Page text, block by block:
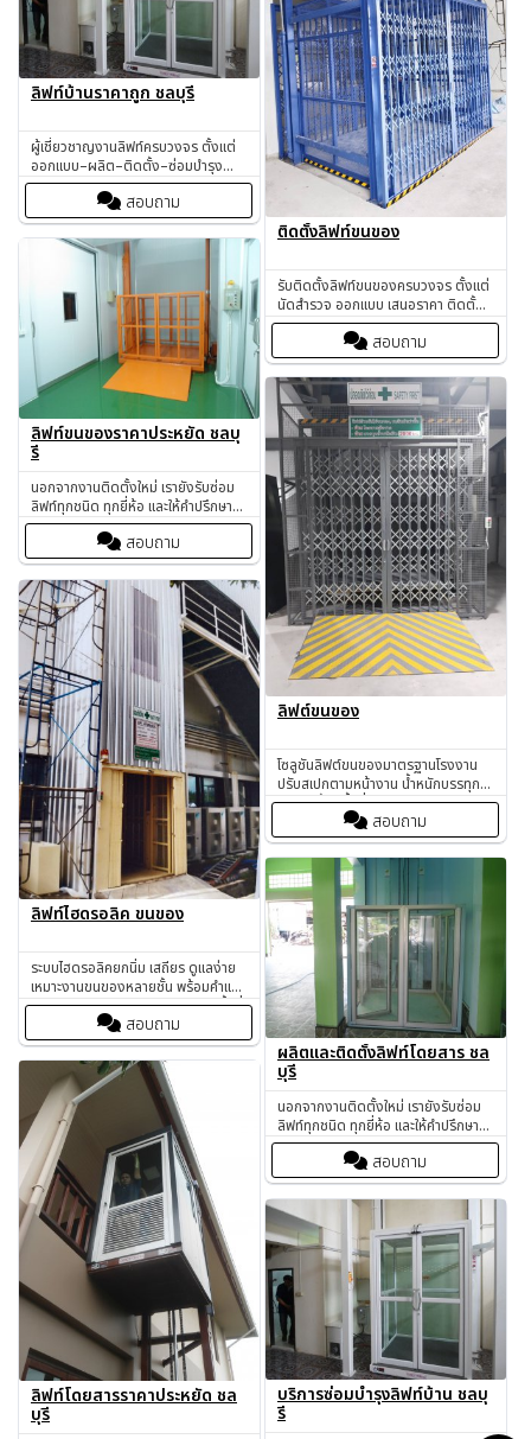
ลิฟท์บ้านราคาถูก ชลบุรี
ผู้เชี่ยวชาญงานลิฟท์ครบวงจร ตั้งแต่
ออกแบบ–ผลิต–ติดตั้ง–ซ่อมบำรุง
ครอบคลุม ลิฟท์ขนของ, ลิฟท์บ้าน,
ลิฟท์โดยสาร ดูแลงานทั้งโรงงาน โกดัง
อาคารสำนักงาน และที่อยู่อาศัย
สอบถาม
ติดตั้งลิฟท์ขนของ
รับติดตั้งลิฟท์ขนของครบวงจร ตั้งแต่
นัดสำรวจ ออกแบบ เสนอราคา ติดตั้ง
ทดสอบ ส่งมอบงานตามมาตรฐาน
ความปลอดภัย
สอบถาม
ลิฟท์ขนของราคาประหยัด ชลบุ
รี
นอกจากงานติดตั้งใหม่ เรายังรับซ่อม
ลิฟท์ทุกชนิด ทุกยี่ห้อ และให้คำปรึกษา
การดูแลเชิงป้องกัน (Preventive
Maintenance) เพื่อให้ลิฟท์ทำงานได้
เต็มประสิทธิภาพอย่างต่อเนื่อง
สอบถาม
ลิฟต์ขนของ
โซลูชันลิฟต์ขนของมาตรฐานโรงงาน
ปรับสเปกตามหน้างาน น้ำหนักบรรทุก–
จำนวนชั้น–พื้นที่ พร้อมทีมงานมืออาชีพ
สอบถาม
ลิฟท์ไฮดรอลิค ขนของ
ระบบไฮดรอลิคยกนิ่ม เสถียร ดูแลง่าย
เหมาะงานขนของหลายชั้น พร้อมคำแนะ
นำเลือกไฮดรอลิค vs สลิงให้เหมาะพื้นที่
สอบถาม
ผลิตและติดตั้งลิฟท์โดยสาร ชล
บุรี
นอกจากงานติดตั้งใหม่ เรายังรับซ่อม
ลิฟท์ทุกชนิด ทุกยี่ห้อ และให้คำปรึกษา
การดูแลเชิงป้องกัน (Preventive
Maintenance) เพื่อให้ลิฟท์ทำงานได้
เต็มประสิทธิภาพอย่างต่อเนื่อง
สอบถาม
ลิฟท์โดยสารราคาประหยัด ชล
บุรี
บริการซ่อมบำรุงลิฟท์บ้าน ชลบุ
รี